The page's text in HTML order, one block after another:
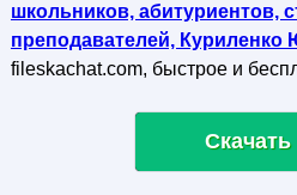
школьников, абитуриентов,
преподавателей, Куриленко
fileskachat.com, быстрое и